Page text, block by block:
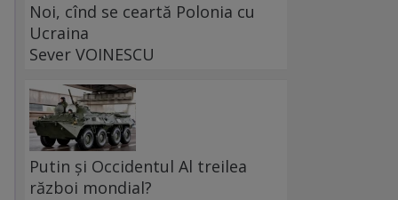
Noi, cînd se ceartă Polonia cu
Ucraina
Sever VOINESCU
Putin și Occidentul Al treilea
război mondial?